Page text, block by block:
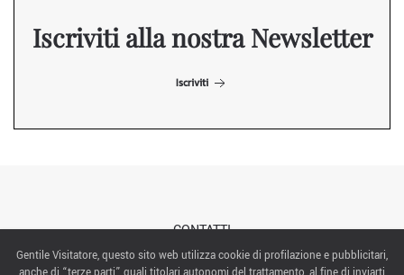
Iscriviti alla nostra Newsletter
Iscriviti
CONTATTI
Gentile Visitatore, questo sito web utilizza cookie di profilazione e pubblicitari,